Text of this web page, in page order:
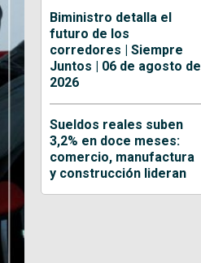
Biministro detalla el
futuro de los
corredores | Siempre
Juntos | 06 de agosto de
2026
Sueldos reales suben
3,2% en doce meses:
comercio, manufactura
y construcción lideran